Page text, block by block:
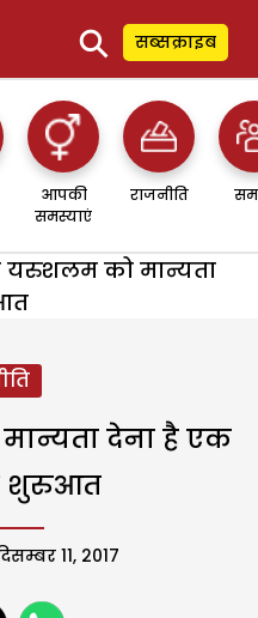
⚲ सब्सक्राइब
आपकी
समस्याएं
राजनीति
यरुशलम को मान्यता
देना है एक
शुरुआत
11, 2017